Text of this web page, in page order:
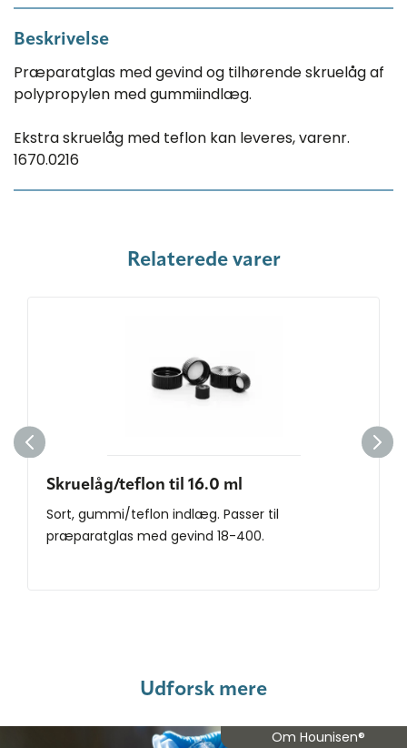
Beskrivelse
Præparatglas med gevind og tilhørende skruelåg af
polypropylen med gummiindlæg.
Ekstra skruelåg med teflon kan leveres, varenr.
1670.0216
Relaterede varer
Skruelåg/teflon til 16.0 ml
Sort, gummi/teflon indlæg. Passer til
præparatglas med gevind 18-400.
Udforsk mere
Om Hounisen®